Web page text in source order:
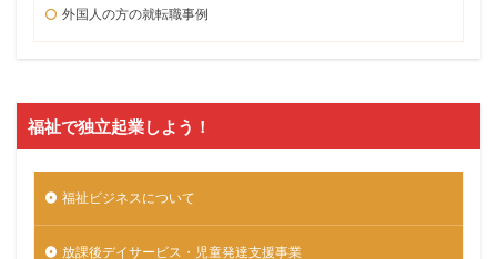
外国人の方の就転職事例
福祉で独立起業しよう！
福祉ビジネスについて
放課後デイサービス・児童発達支援事業